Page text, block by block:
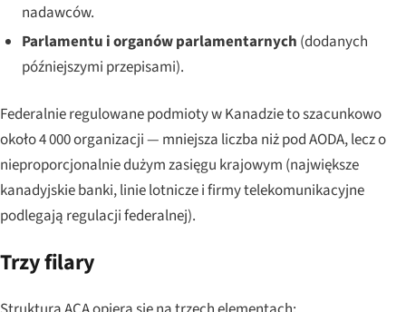
nadawców.
Parlamentu i organów parlamentarnych (dodanych
późniejszymi przepisami).
Federalnie regulowane podmioty w Kanadzie to szacunkowo
około 4 000 organizacji — mniejsza liczba niż pod AODA, lecz o
nieproporcjonalnie dużym zasięgu krajowym (największe
kanadyjskie banki, linie lotnicze i firmy telekomunikacyjne
podlegają regulacji federalnej).
Trzy filary